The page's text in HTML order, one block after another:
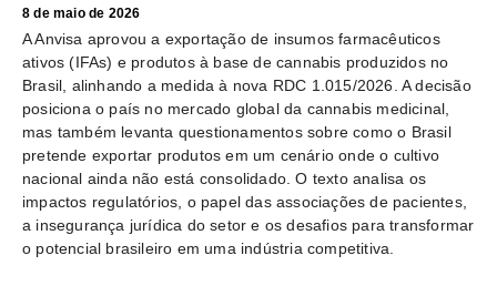
8 de maio de 2026
A Anvisa aprovou a exportação de insumos farmacêuticos
ativos (IFAs) e produtos à base de cannabis produzidos no
Brasil, alinhando a medida à nova RDC 1.015/2026. A decisão
posiciona o país no mercado global da cannabis medicinal,
mas também levanta questionamentos sobre como o Brasil
pretende exportar produtos em um cenário onde o cultivo
nacional ainda não está consolidado. O texto analisa os
impactos regulatórios, o papel das associações de pacientes,
a insegurança jurídica do setor e os desafios para transformar
o potencial brasileiro em uma indústria competitiva.